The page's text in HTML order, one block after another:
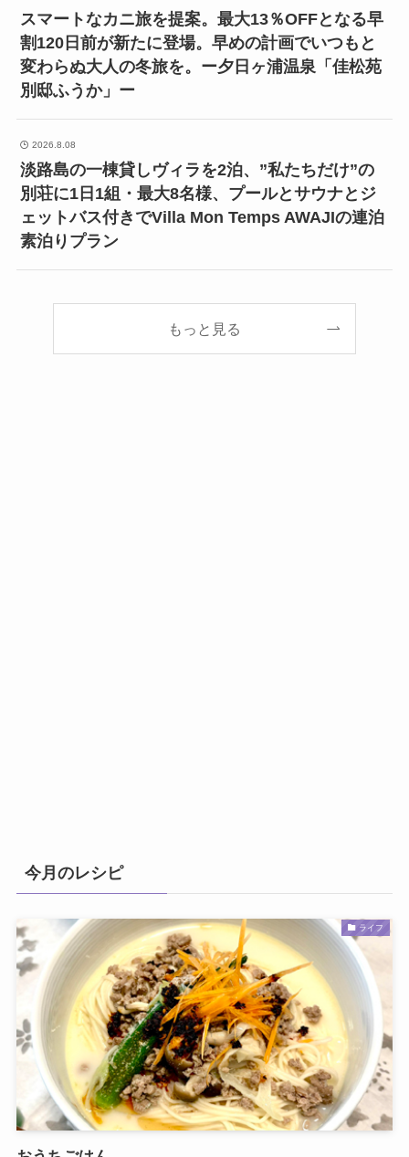
スマートなカニ旅を提案。最大13％OFFとなる早
割120日前が新たに登場。早めの計画でいつもと
変わらぬ大人の冬旅を。ー夕日ヶ浦温泉「佳松苑
別邸ふうか」ー
2026.8.08
淡路島の一棟貸しヴィラを2泊、”私たちだけ”の
別荘に1日1組・最大8名様、プールとサウナとジ
ェットバス付きでVilla Mon Temps AWAJIの連泊
素泊りプラン
もっと見る
今月のレシピ
ライフ